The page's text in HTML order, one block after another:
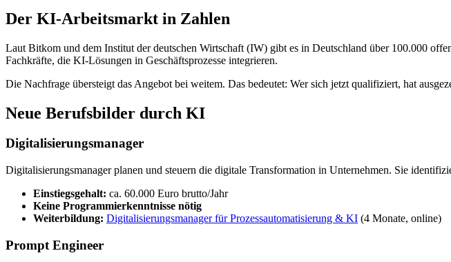
Der KI-Arbeitsmarkt in Zahlen
Laut Bitkom und dem Institut der deutschen Wirtschaft (IW) gibt es in Deutschland über 100.000
Fachkräfte, die KI-Lösungen in Geschäftsprozesse integrieren.
Die Nachfrage übersteigt das Angebot bei weitem. Das bedeutet: Wer sich jetzt qualifiziert, hat
Neue Berufsbilder durch KI
Digitalisierungsmanager
Digitalisierungsmanager planen und steuern die digitale Transformation in Unternehmen. Sie
Einstiegsgehalt: ca. 60.000 Euro brutto/Jahr
Keine Programmierkenntnisse nötig
Weiterbildung: Digitalisierungsmanager für Prozessautomatisierung & KI (4 Monate, online)
Prompt Engineer